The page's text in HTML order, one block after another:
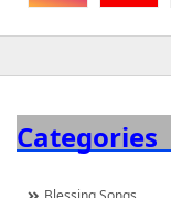
Categories